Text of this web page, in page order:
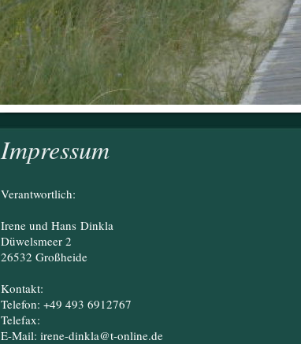
Impressum
Verantwortlich:
Irene und Hans Dinkla
Düwelsmeer 2
26532 Großheide
Kontakt:
Telefon: +49 493 6912767
Telefax:
E-Mail: irene-dinkla@t-online.de